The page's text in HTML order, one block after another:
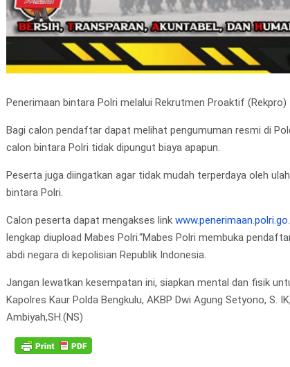
Penerimaan bintara Polri melalui Rekrutmen Proaktif
Bagi calon pendaftar dapat melihat pengumuman resmi di
calon bintara Polri tidak dipungut biaya apapun.
Peserta juga diingatkan agar tidak mudah terperdaya oleh
bintara Polri.
Calon peserta dapat mengakses link
lengkap diupload Mabes Polri.“Mabes Polri membuka
abdi negara di kepolisian Republik Indonesia.
Jangan lewatkan kesempatan ini, siapkan mental dan fisik
Kapolres Kaur Polda Bengkulu, AKBP Dwi Agung Setyono, S.
Ambiyah,SH.(NS)